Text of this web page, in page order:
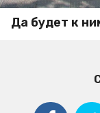
Да будет к